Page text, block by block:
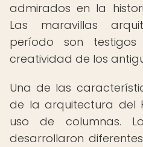
admirados en la
Las maravillas
período son
creatividad de los
Una de las
de la arquitectura del
uso de columnas.
desarrollaron